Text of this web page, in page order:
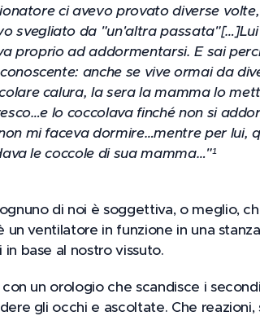
ci avevo provato diverse
svegliato da "un'altra passata"[…]Lui
proprio ad addormentarsi. E sai
anche se vive ormai da
calura, la sera la mamma lo
lo coccolava finché non si
mi faceva dormire…mentre per lui,
le coccole di sua mamma…"¹
di noi è soggettiva, o meglio,
ventilatore in funzione in una
base al nostro vissuto.
un orologio che scandisce i
gli occhi e ascoltate. Che reazioni,